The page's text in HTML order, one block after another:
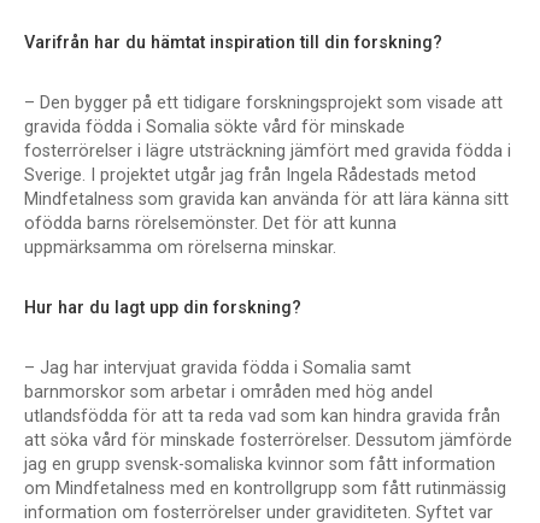
Varifrån har du hämtat inspiration till din forskning?
– Den bygger på ett tidigare forskningsprojekt som visade att
gravida födda i Somalia sökte vård för minskade
fosterrörelser i lägre utsträckning jämfört med gravida födda i
Sverige. I projektet utgår jag från Ingela Rådestads metod
Mindfetalness som gravida kan använda för att lära känna sitt
ofödda barns rörelsemönster. Det för att kunna
uppmärksamma om rörelserna minskar.
Hur har du lagt upp din forskning?
– Jag har intervjuat gravida födda i Somalia samt
barnmorskor som arbetar i områden med hög andel
utlandsfödda för att ta reda vad som kan hindra gravida från
att söka vård för minskade fosterrörelser. Dessutom jämförde
jag en grupp svensk-somaliska kvinnor som fått information
om Mindfetalness med en kontrollgrupp som fått rutinmässig
information om fosterrörelser under graviditeten. Syftet var